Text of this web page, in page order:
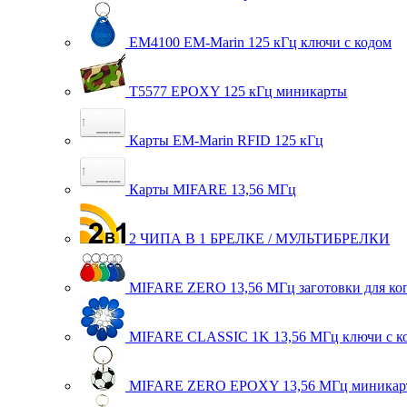
EM4100 EM-Marin 125 кГц ключи с кодом
T5577 EPOXY 125 кГц миникарты
Карты EM-Marin RFID 125 кГц
Карты MIFARE 13,56 МГц
2 ЧИПА В 1 БРЕЛКЕ / МУЛЬТИБРЕЛКИ
MIFARE ZERO 13,56 МГц заготовки для
MIFARE CLASSIC 1K 13,56 МГц ключи с
MIFARE ZERO EPOXY 13,56 МГц